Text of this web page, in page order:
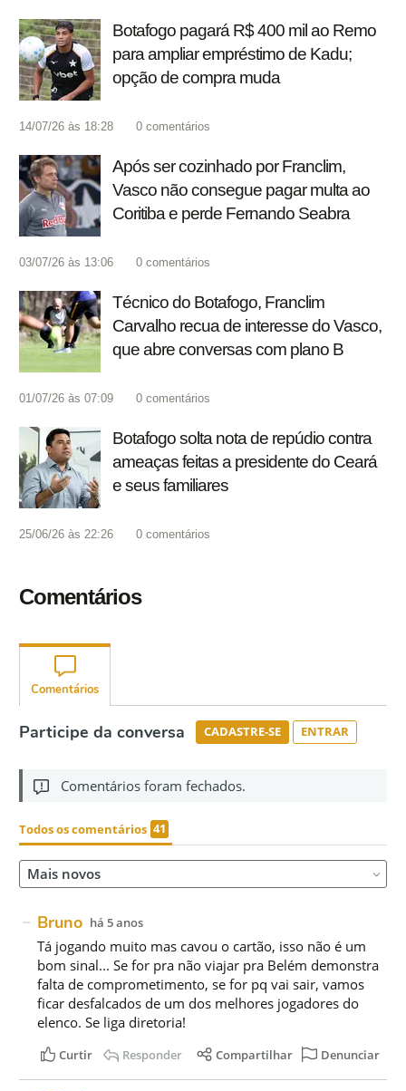
Botafogo pagará R$ 400 mil ao Remo
para ampliar empréstimo de Kadu;
opção de compra muda
14/07/26 às 18:28 0 comentários
Após ser cozinhado por Franclim,
Vasco não consegue pagar multa ao
Coritiba e perde Fernando Seabra
03/07/26 às 13:06 0 comentários
Técnico do Botafogo, Franclim
Carvalho recua de interesse do Vasco,
que abre conversas com plano B
01/07/26 às 07:09 0 comentários
Botafogo solta nota de repúdio contra
ameaças feitas a presidente do Ceará
e seus familiares
25/06/26 às 22:26 0 comentários
Comentários